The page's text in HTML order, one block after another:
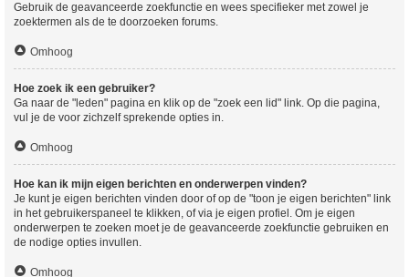
Gebruik de geavanceerde zoekfunctie en wees specifieker met zowel je
zoektermen als de te doorzoeken forums.
Omhoog
Hoe zoek ik een gebruiker?
Ga naar de "leden" pagina en klik op de "zoek een lid" link. Op die pagina,
vul je de voor zichzelf sprekende opties in.
Omhoog
Hoe kan ik mijn eigen berichten en onderwerpen vinden?
Je kunt je eigen berichten vinden door of op de "toon je eigen berichten" link
in het gebruikerspaneel te klikken, of via je eigen profiel. Om je eigen
onderwerpen te zoeken moet je de geavanceerde zoekfunctie gebruiken en
de nodige opties invullen.
Omhoog